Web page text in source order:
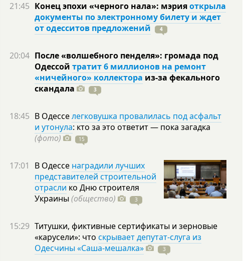
21:45 Конец эпохи «черного нала»: мэрияоткрыла
документы по электронному билету и ждет
от одесситов предложений
4
20:04 После «волшебного пенделя»: громада под
Одессой тратит 6 миллионов на ремонт
«ничейного» коллектора из-за фекального
скандала
3
18:45 В Одесселегковушка провалилась под асфальт
и утонула: кто за это ответит — пока загадка
(фото)
15
17:01 В Одессе наградили лучших
представителей строительной
отрасли ко Дню строителя
Украины (общество) 3
15:29 Титушки, фиктивные сертификаты и зерновые
«карусели»: что скрывает депутат-слуга из
Одесчины «Саша-мешалка»
3